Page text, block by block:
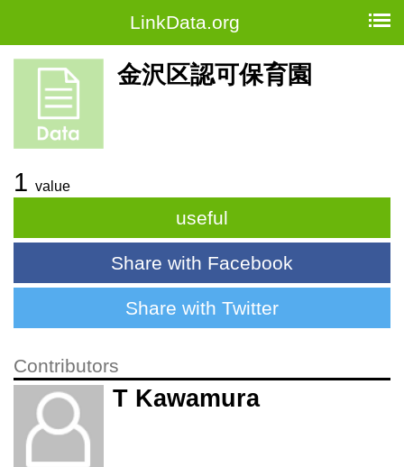
LinkData.org
金沢区認可保育園
1 value
useful
Share with Facebook
Share with Twitter
Contributors
T Kawamura